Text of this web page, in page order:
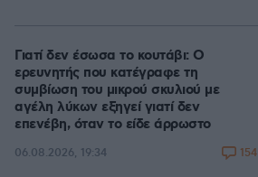
Γιατί δεν έσωσα το κουτάβι: Ο
ερευνητής που κατέγραφε τη
συμβίωση του μικρού σκυλιού με
αγέλη λύκων εξηγεί γιατί δεν
επενέβη, όταν το είδε άρρωστο
06.08.2026, 19:34 154